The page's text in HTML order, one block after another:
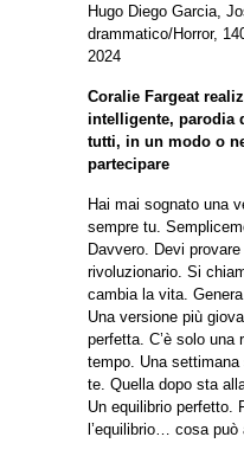
Hugo Diego Garcia,
drammatico/Horror,
2024
Coralie Fargeat
intelligente, parodia
tutti, in un modo o
partecipare
Hai mai sognato una
sempre tu.
Davvero. Devi
rivoluzionario. Si
cambia la vita.
Una versione più
perfetta. C’è solo una
tempo. Una
te. Quella dopo sta
Un equilibrio perfetto.
l’equilibrio… cosa può